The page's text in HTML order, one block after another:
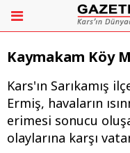
Kaymakam Köy
Kars'ın Sarıkamış
Ermiş, havaların
erimesi sonucu
olaylarına karşı